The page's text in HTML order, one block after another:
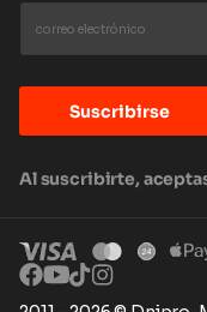
Suscribirse
Al suscribirte,